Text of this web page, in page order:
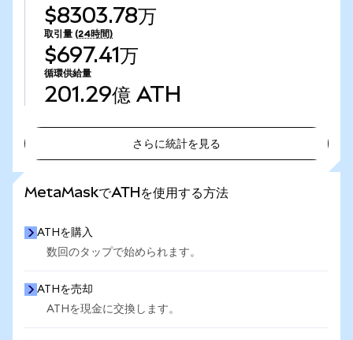
$8303.78万
取引量 (24時間)
$697.41万
循環供給量
201.29億 ATH
さらに統計を見る
MetaMaskでATHを使用する方法
ATHを購入
数回のタップで始められます。
ATHを売却
ATHを現金に交換します。